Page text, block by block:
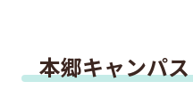
修士特別口述試験
本郷キャンパス